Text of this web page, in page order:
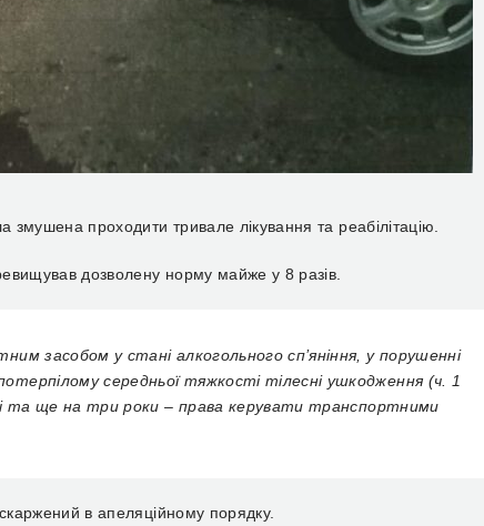
проходити тривале лікування та реабілітацію.
дозволену норму майже у 8 разів.
засобом у стані алкогольного сп’яніння, у порушенні
середньої тяжкості тілесні ушкодження (ч. 1
та ще на три роки – права керувати транспортними
в апеляційному порядку.